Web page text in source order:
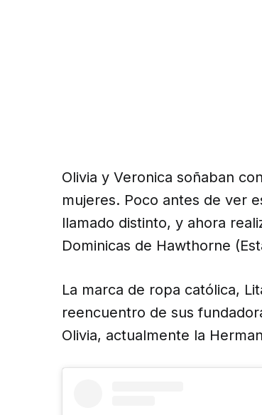
Olivia y Veronica soñaban
mujeres. Poco antes de ver
llamado distinto, y ahora
Dominicas de Hawthorne
La marca de ropa católica,
reencuentro de sus
Olivia, actualmente la